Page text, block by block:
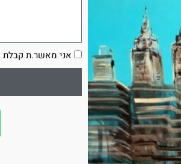
הסכמה
אני מאשר.ת קבלת